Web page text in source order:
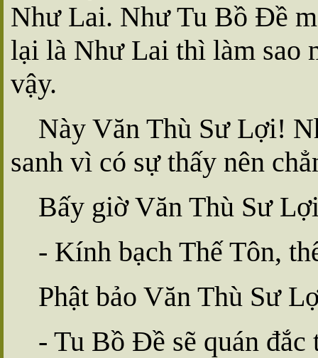
Như Lai. Như Tu Bồ Ðề
lại là Như Lai thì làm sao
vậy.
Này Văn Thù Sư Lợi!
sanh vì có sự thấy nên
Bấy giờ Văn Thù Sư
- Kính bạch Thế Tôn,
Phật bảo Văn Thù Sư
- Tu Bồ Ðề sẽ quán